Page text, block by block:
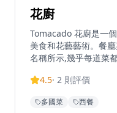
花廚
Tomacado 花廚是一
美食和花藝藝術。餐
名稱所示,幾乎每道菜
用餐體驗。營業時間
號舖,距離銅鑼灣地鐵
4.5· 2 則評價
多國菜 西餐